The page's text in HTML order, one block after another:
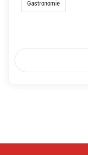
Gastronomie